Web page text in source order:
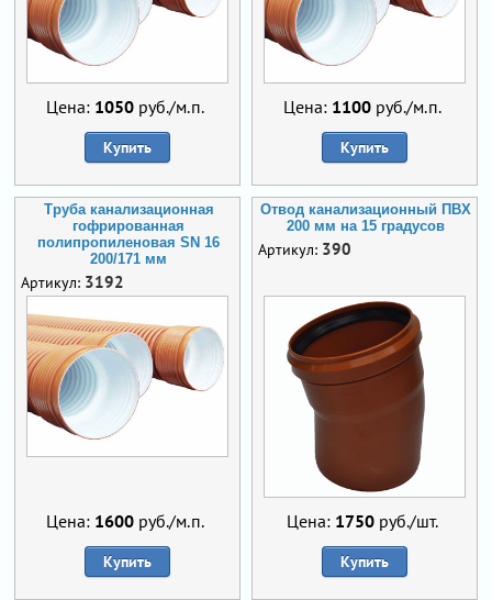
Цена: 1050руб./м.п.
Купить
Цена: 1100руб./м.п.
Купить
Труба канализационная
гофрированная
полипропиленовая SN 16
200/171 мм
Артикул: 3192
Цена: 1600руб./м.п.
Купить
Отвод канализационный ПВХ
200 мм на 15 градусов
Артикул: 390
Цена: 1750руб./шт.
Купить